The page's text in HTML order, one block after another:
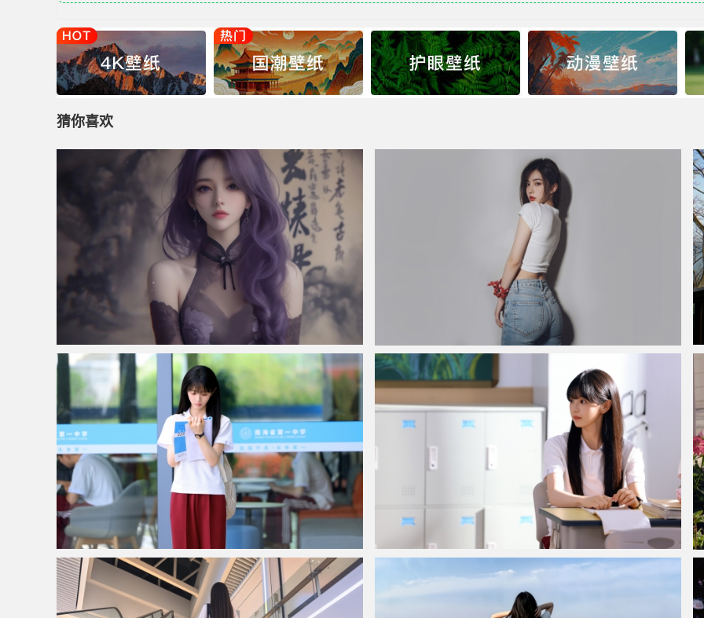
猜你喜欢
仙侠凌仙 紫色长卷发美女 古风古典 4K壁纸 漂亮美女回头 白色衣服 牛仔裤 4K壁纸3840x2400
校园美女田曦薇4K高清壁纸3840x2160 长发清纯美女田曦薇4K高清壁纸3840x2160